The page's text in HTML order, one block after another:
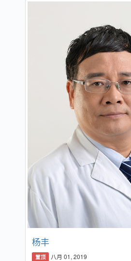
杨丰
置顶 八月 01, 2019